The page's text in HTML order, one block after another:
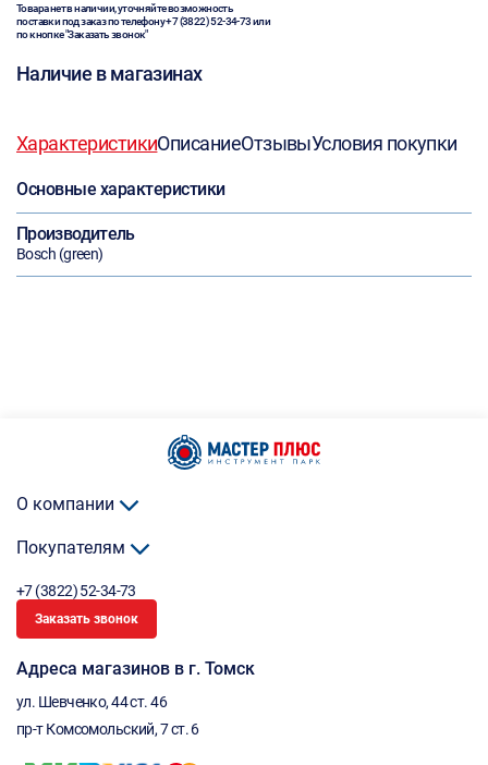
Товара нет в наличии, уточняйте возможность
поставки под заказ по телефону+7 (3822) 52-34-73или
по кнопке "Заказать звонок"
Наличие в магазинах
ХарактеристикиОписаниеОтзывыУсловия покупки
Основные характеристики
Производитель
Bosch (green)
О компании
Покупателям
+7 (3822) 52-34-73
Заказать звонок
Адреса магазинов в г. Томск
ул. Шевченко, 44 ст. 46
пр-т Комсомольский, 7 ст. 6